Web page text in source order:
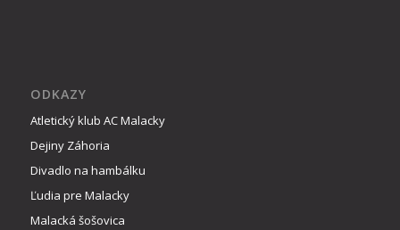
ODKAZY
Atletický klub AC Malacky
Dejiny Záhoria
Divadlo na hambálku
Ľudia pre Malacky
Malacká šošovica